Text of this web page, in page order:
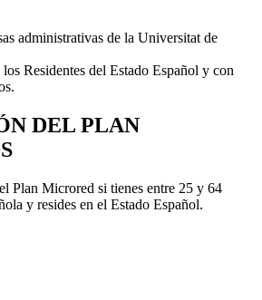
administrativas de la Universitat de
Residentes del Estado Español y con
DEL PLAN
Plan Microred si tienes entre 25 y 64
y resides en el Estado Español.